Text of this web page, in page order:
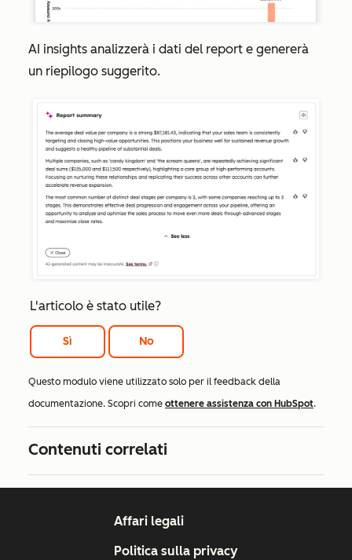
AI insights analizzerà i dati del report e genererà
un riepilogo suggerito.
L'articolo è stato utile?
Sì No
Questo modulo viene utilizzato solo per il feedback della
documentazione. Scopri come ottenere assistenza con HubSpot.
Contenuti correlati
Affari legali
Politica sulla privacy